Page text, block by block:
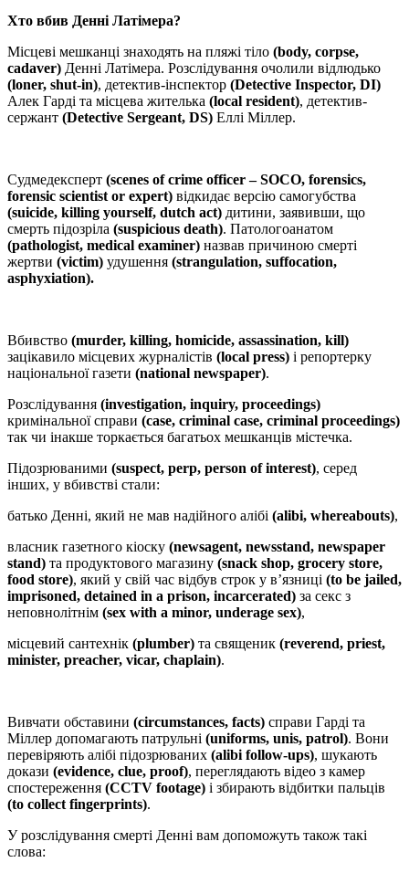
Хто вбив Денні Латімера?
Місцеві мешканці знаходять на пляжі тіло (body, corpse,
cadaver) Денні Латімера. Розслідування очолили відлюдько
(loner, shut-in), детектив-інспектор (Detective Inspector, DI)
Алек Гарді та місцева жителька (local resident), детектив-
сержант (Detective Sergeant, DS) Еллі Міллер.
Судмедексперт (scenes of crime officer – SOCO, forensics,
forensic scientist or expert) відкидає версію самогубства
(suicide, killing yourself, dutch act) дитини, заявивши, що
смерть підозріла (suspicious death). Патологоанатом
(pathologist, medical examiner) назвав причиною смерті
жертви (victim) удушення (strangulation, suffocation,
asphyxiation).
Вбивство (murder, killing, homicide, assassination, kill)
зацікавило місцевих журналістів (local press) і репортерку
національної газети (national newspaper).
Розслідування (investigation, inquiry, proceedings)
кримінальної cправи (case, criminal case, criminal proceedings)
так чи інакше торкається багатьох мешканців містечка.
Підозрюваними (suspect, perp, person of interest), серед
інших, у вбивстві cтали:
батько Денні, який не мав надійного алібі (alibi, whereabouts),
власник газетного кіоску (newsagent, newsstand, newspaper
stand) та продуктового магазину (snack shop, grocery store,
food store), який у свій час відбув строк у в’язниці (to be jailed,
imprisoned, detained in a prison, incarcerated) за секс з
неповнолітнім (sex with a minor, underage sex),
місцевий сантехнік (plumber) та священик (reverend, priest,
minister, preacher, vicar, chaplain).
Вивчати обставини (сircumstances, facts) справи Гарді та
Міллер допомагають патрульні (uniforms, unis, patrol). Вони
перевіряють алібі підозрюваних (alibi follow-ups), шукають
докази (evidence, clue, proof), переглядають відео з камер
спостереження (CCTV footage) і збирають відбитки пальців
(to collect fingerprints).
У розслідування смерті Денні вам допоможуть також такі
слова: